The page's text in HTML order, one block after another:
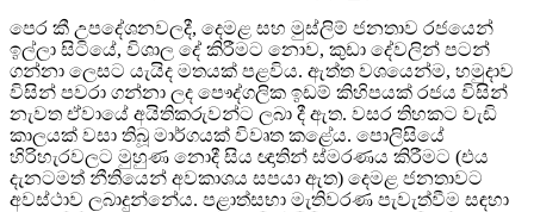
පෙර කී උපදේශනවලදී, දෙමළ සහ මුස්ලිම් ජනතාව රජයෙන්
ඉල්ලා සිටියේ, විශාල දේ කිරීමට නොව, කුඩා දේවලින් පටන්
ගන්නා ලෙසට යැයිද මතයක් පළවිය. ඇත්ත වශයෙන්ම, හමුදාව
විසින් පවරා ගන්නා ලද පෞද්ගලික ඉඩම් කිහිපයක් රජය විසින්
නැවත ඒවායේ අයිතිකරුවන්ට ලබා දී ඇත. වසර තිහකට වැඩි
කාලයක් වසා තිබූ මාර්ගයක් විවෘත කළේය. පොලිසියේ
හිරිහැරවලට මුහුණ නොදී සිය ඥාතින් ස්මරණය කිරීමට (එය
දැනටමත් නීතියෙන් අවකාශය සපයා ඇත) දෙමළ ජනතාවට
අවස්ථාව ලබාදුන්නේය. පළාත්සභා මැතිවරණ පැවැත්වීම සඳහා